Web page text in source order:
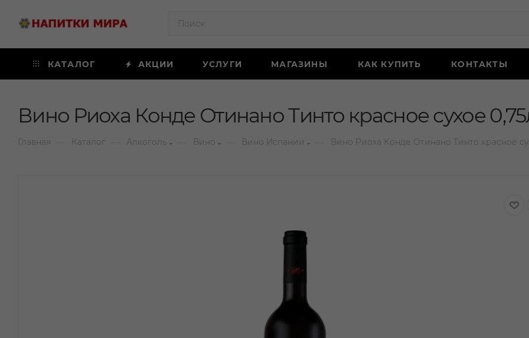
КАТАЛОГ АКЦИИ УСЛУГИ МАГАЗИНЫ КАК КУПИТЬ КОНТАКТЫ
Вино Риоха Конде Отинано Тинто красное сухое
Главная Каталог Алкоголь Вино Вино Испании Вино Риоха Конде Отинано Тинто красное